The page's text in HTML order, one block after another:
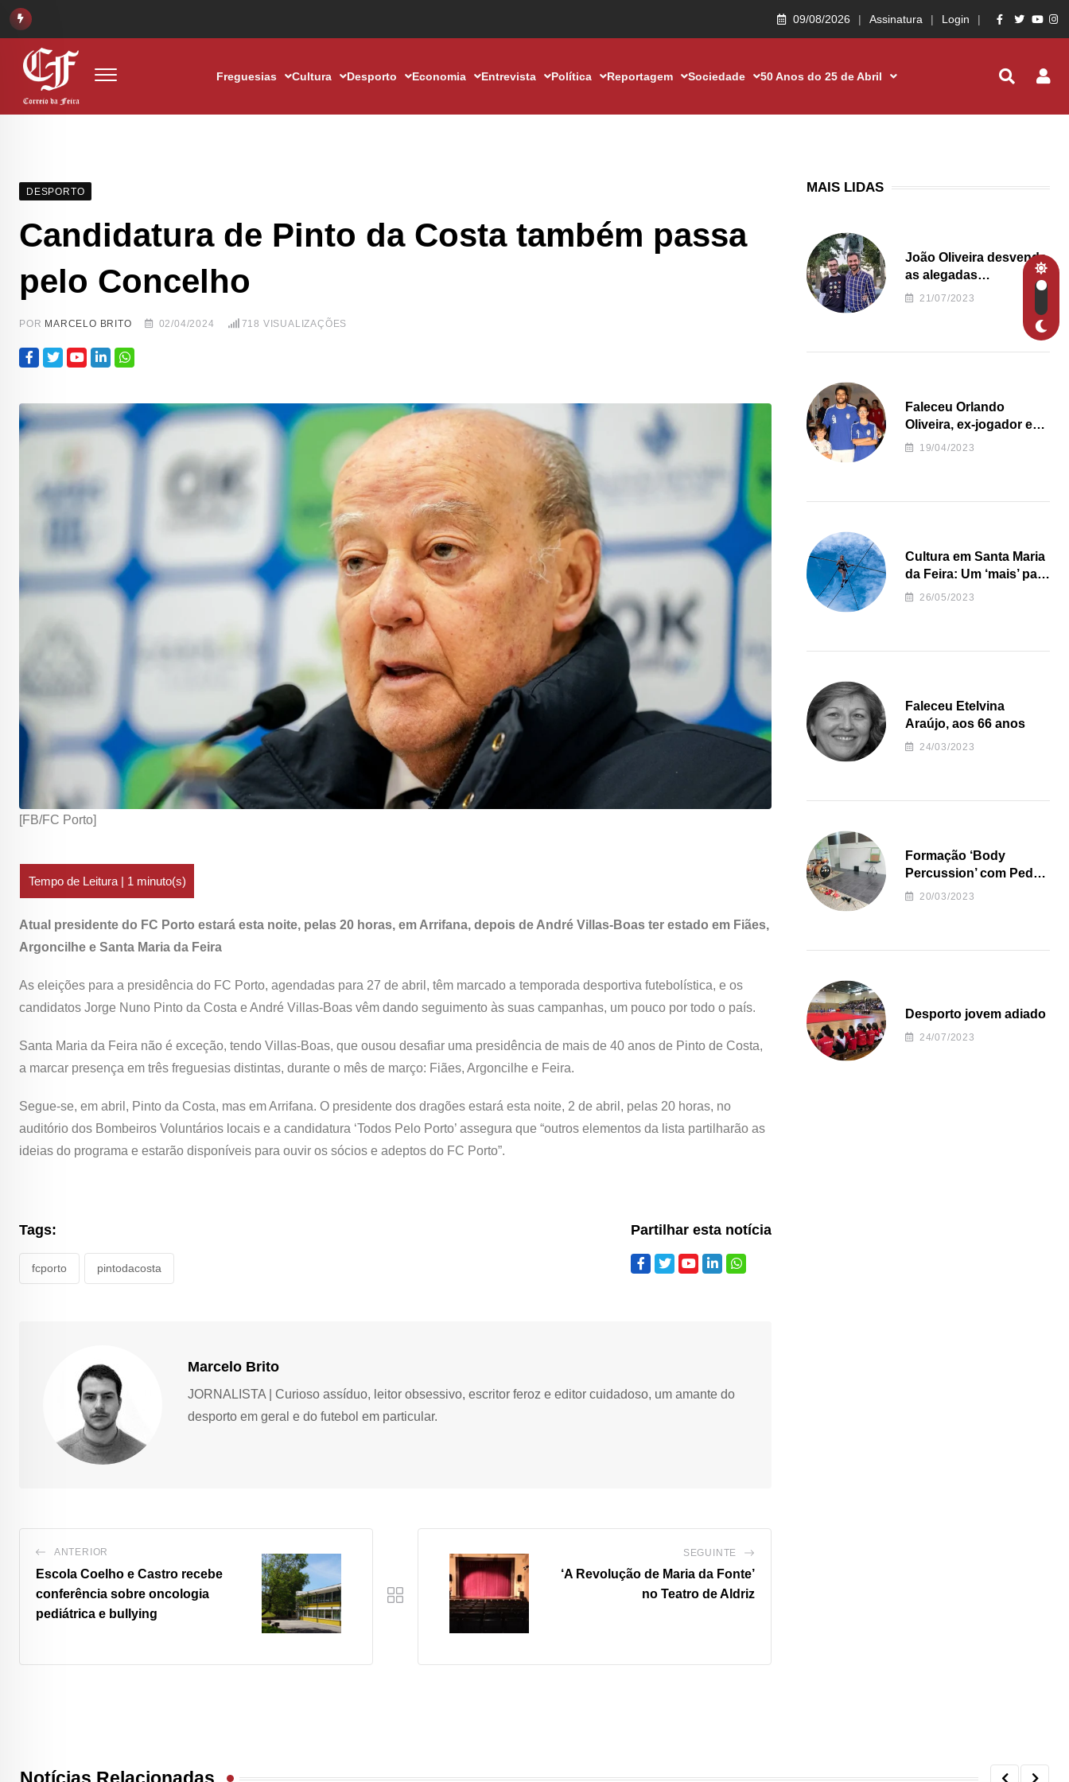
09/08/2026 Assinatura Login
Freguesias Cultura Desporto Economia Entrevista Política Reportagem Sociedade 50 Anos do 25 de Abril
DESPORTO
Candidatura de Pinto da Costa também passa
pelo Concelho
POR MARCELO BRITO 02/04/2024 718 VISUALIZAÇÕES
[FB/FC Porto]
Atual presidente do FC Porto estará esta noite, pelas 20 horas, em Arrifana, depois de André Villas-Boas ter estado em Fiães,
Argoncilhe e Santa Maria da Feira
As eleições para a presidência do FC Porto, agendadas para 27 de abril, têm marcado a temporada desportiva futebolística, e os
candidatos Jorge Nuno Pinto da Costa e André Villas-Boas vêm dando seguimento às suas campanhas, um pouco por todo o país.
Santa Maria da Feira não é exceção, tendo Villas-Boas, que ousou desafiar uma presidência de mais de 40 anos de Pinto de Costa,
a marcar presença em três freguesias distintas, durante o mês de março: Fiães, Argoncilhe e Feira.
Segue-se, em abril, Pinto da Costa, mas em Arrifana. O presidente dos dragões estará esta noite, 2 de abril, pelas 20 horas, no
auditório dos Bombeiros Voluntários locais e a candidatura ‘Todos Pelo Porto’ assegura que “outros elementos da lista partilharão as
ideias do programa e estarão disponíveis para ouvir os sócios e adeptos do FC Porto”.
Tags:
fcporto pintodacosta
Partilhar esta notícia
Marcelo Brito
JORNALISTA | Curioso assíduo, leitor obsessivo, escritor feroz e editor cuidadoso, um amante do
desporto em geral e do futebol em particular.
ANTERIOR
Escola Coelho e Castro recebe
conferência sobre oncologia
pediátrica e bullying
SEGUINTE
‘A Revolução de Maria da Fonte’
no Teatro de Aldriz
MAIS LIDAS
João Oliveira desvenda
as alegadas
irregularidades da
Junta de Freguesia S.
21/07/2023
Faleceu Orlando
Oliveira, ex-jogador e
treinador da formação
19/04/2023
Cultura em Santa Maria
da Feira: Um ‘mais’ para
o Concelho
26/05/2023
Faleceu Etelvina
Araújo, aos 66 anos
24/03/2023
Formação ‘Body
Percussion’ com Pedro
Almeida
20/03/2023
Desporto jovem adiado
24/07/2023